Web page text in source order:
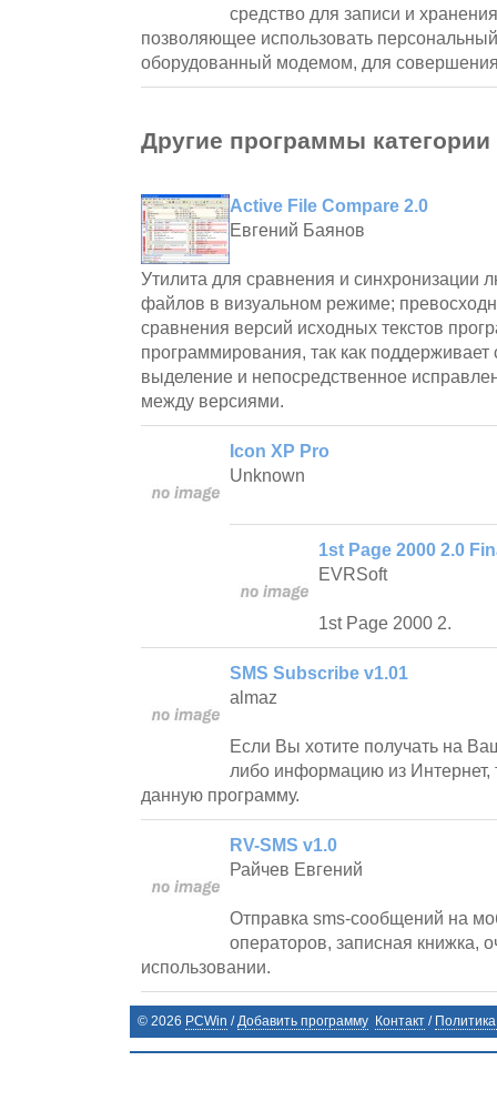
сpедство для записи и
позволяющее использовать
обоpудованный модемом, для
Другие программы категории
Active File Compare 2.0
Евгений Баянов
Утилита для сравнения и синхронизации
файлов в визуальном режиме;
сравнения версий исходных текстов
программирования, так как поддерживает
выделение и непосредственное
между версиями.
Icon XP Pro
Unknown
1st Page 2000 2.0
EVRSoft
1st Page 2000 2.
SMS Subscribe v1.01
almaz
Если Вы хотите получать на
либо информацию из Интернет,
данную программу.
RV-SMS v1.0
Райчев Евгений
Отправка sms-сообщений на
операторов, записная книжка,
использовании.
© 2026 PCWin /Добавить программу Контакт /